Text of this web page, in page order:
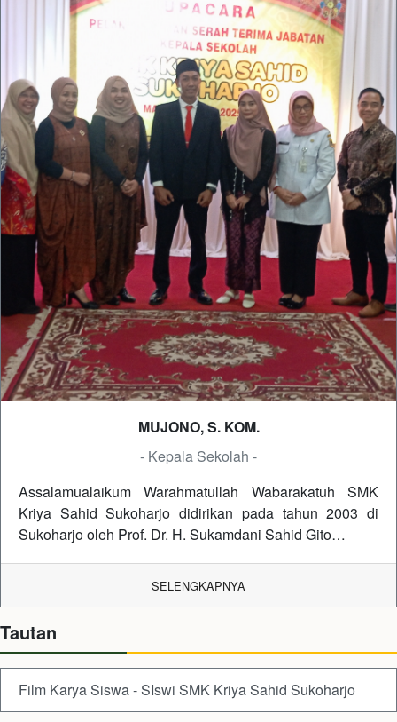
MUJONO, S. KOM.
- Kepala Sekolah -
Assalamualaikum Warahmatullah Wabarakatuh SMK
Kriya Sahid Sukoharjo didirikan pada tahun 2003 di
Sukoharjo oleh Prof. Dr. H. Sukamdani Sahid Gito…
SELENGKAPNYA
Tautan
Film Karya Siswa - SIswi SMK Kriya Sahid Sukoharjo